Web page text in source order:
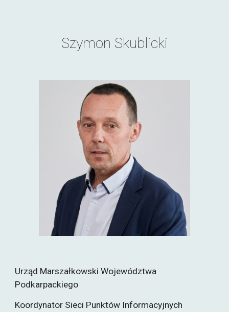
Szymon Skublicki
Urząd Marszałkowski Województwa
Podkarpackiego
Koordynator Sieci Punktów Informacyjnych